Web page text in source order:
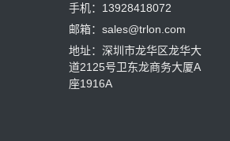
手机：13928418072
邮箱：sales@trlon.com
地址：深圳市龙华区龙华大
道2125号卫东龙商务大厦A
座1916A